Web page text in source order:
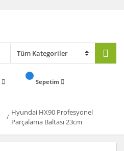
Sepetim
Hyundai HX90 Profesyonel
Parçalama Baltası 23cm